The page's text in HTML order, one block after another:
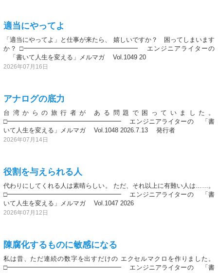
適当にやってよ
「適当にやってよ」と仕事が来たら、 嬉しいですか？ 困ってしまいます
か？ □━━━━━━━━━━━━━━━━━━ エンジニアライターの
「書いて人生を変える」メルマガ Vol.1049 20
2026年07月16日
アナログの底力
台湾からの旅行者が ある問題で困っていました。
□━━━━━━━━━━━━━━━━━━ エンジニアライターの 「書
いて人生を変える」メルマガ Vol.1048 2026.7.13 発行者
2026年07月14日
役割を与えられる人
代わりにしてくれる人は素晴らしい。 ただ、それ以上に有難い人は……。
□━━━━━━━━━━━━━━━━━━ エンジニアライターの 「書
いて人生を変える」メルマガ Vol.1047 2026
2026年07月12日
陳腐化するものに敏感になる
私は昔、ただ連続の数字を出すだけの エクセルマクロを作りました。
□━━━━━━━━━━━━━━━━━━ エンジニアライターの 「書